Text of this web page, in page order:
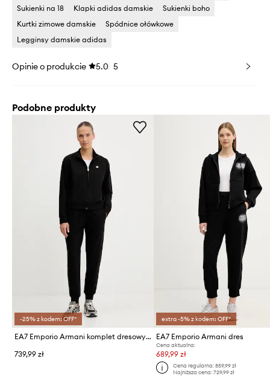
Sukienki na 18
Klapki adidas damskie
Sukienki boho
Kurtki zimowe damskie
Spódnice ołówkowe
Legginsy damskie adidas
Opinie o produkcie 5.0 5
Podobne produkty
-25% z kodem: OFF*
EA7 Emporio Armani komplet dresowy damski bawełniany z elastanem
739,99 zł
extra -5% z kodem: OFF*
EA7 Emporio Armani dres
Cena aktualna:
689,99 zł
Cena regularna: 859,99 zł
Najniższa cena: 729,99 zł